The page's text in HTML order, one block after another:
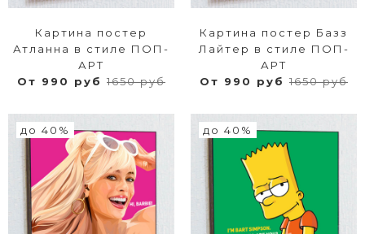
Картина постер
Атланна в стиле ПОП-
АРТ
От 990 руб 1650 руб
Картина постер Базз
Лайтер в стиле ПОП-
АРТ
От 990 руб 1650 руб
до 40% до 40%